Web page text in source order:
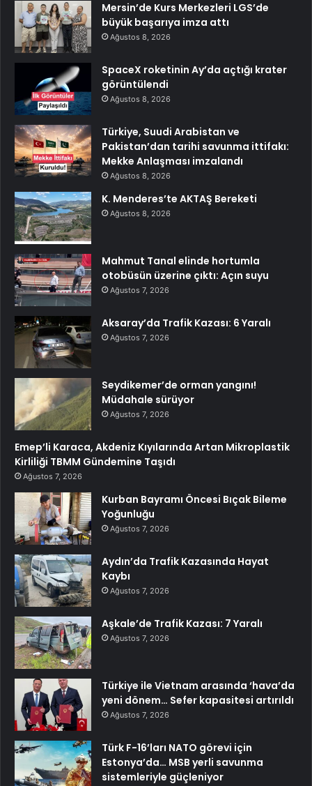
Mersin’de Kurs Merkezleri LGS’de
büyük başarıya imza attı
Ağustos 8, 2026
SpaceX roketinin Ay’da açtığı krater
görüntülendi
Ağustos 8, 2026
Türkiye, Suudi Arabistan ve
Pakistan’dan tarihi savunma ittifakı:
Mekke Anlaşması imzalandı
Ağustos 8, 2026
K. Menderes’te AKTAŞ Bereketi
Ağustos 8, 2026
Mahmut Tanal elinde hortumla
otobüsün üzerine çıktı: Açın suyu
Ağustos 7, 2026
Aksaray’da Trafik Kazası: 6 Yaralı
Ağustos 7, 2026
Seydikemer’de orman yangını!
Müdahale sürüyor
Ağustos 7, 2026
Emep’li Karaca, Akdeniz Kıyılarında Artan Mikroplastik
Kirliliği TBMM Gündemine Taşıdı
Ağustos 7, 2026
Kurban Bayramı Öncesi Bıçak Bileme
Yoğunluğu
Ağustos 7, 2026
Aydın’da Trafik Kazasında Hayat
Kaybı
Ağustos 7, 2026
Aşkale’de Trafik Kazası: 7 Yaralı
Ağustos 7, 2026
Türkiye ile Vietnam arasında ‘hava’da
yeni dönem… Sefer kapasitesi artırıldı
Ağustos 7, 2026
Türk F-16’ları NATO görevi için
Estonya’da… MSB yerli savunma
sistemleriyle güçleniyor